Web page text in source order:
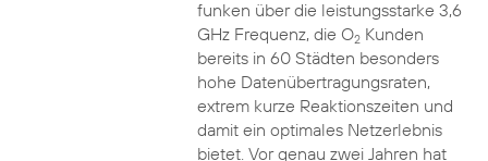
funken über die leistungsstarke 3,6
GHz Frequenz, die O2Kunden
bereits in 60 Städten besonders
hohe Datenübertragungsraten,
extrem kurze Reaktionszeiten und
damit ein optimales Netzerlebnis
bietet. Vor genau zwei Jahren hat